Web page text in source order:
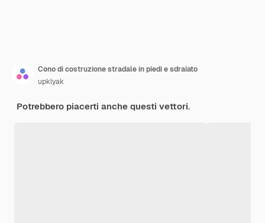
Cono di costruzione stradale in piedi e sdraiato
upklyak
Potrebbero piacerti anche questi vettori.